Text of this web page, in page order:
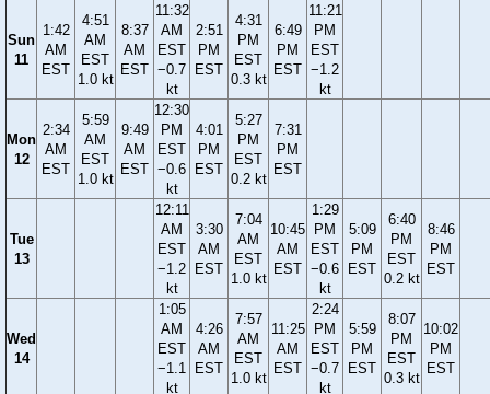
Sun
11
1:42
AM
EST
4:51
AM
EST
1.0 kt
8:37
AM
EST
11:32
AM
EST
−0.7
kt
2:51
PM
EST
4:31
PM
EST
0.3 kt
6:49
PM
EST
11:21
PM
EST
−1.2
kt
Mon
12
2:34
AM
EST
5:59
AM
EST
1.0 kt
9:49
AM
EST
12:30
PM
EST
−0.6
kt
4:01
PM
EST
5:27
PM
EST
0.2 kt
7:31
PM
EST
Tue
13
12:11
AM
EST
−1.2
kt
3:30
AM
EST
7:04
AM
EST
1.0 kt
10:45
AM
EST
1:29
PM
EST
−0.6
kt
5:09
PM
EST
6:40
PM
EST
0.2 kt
8:46
PM
EST
Wed
14
1:05
AM
EST
−1.1
kt
4:26
AM
EST
7:57
AM
EST
1.0 kt
11:25
AM
EST
2:24
PM
EST
−0.7
kt
5:59
PM
EST
8:07
PM
EST
0.3 kt
10:02
PM
EST